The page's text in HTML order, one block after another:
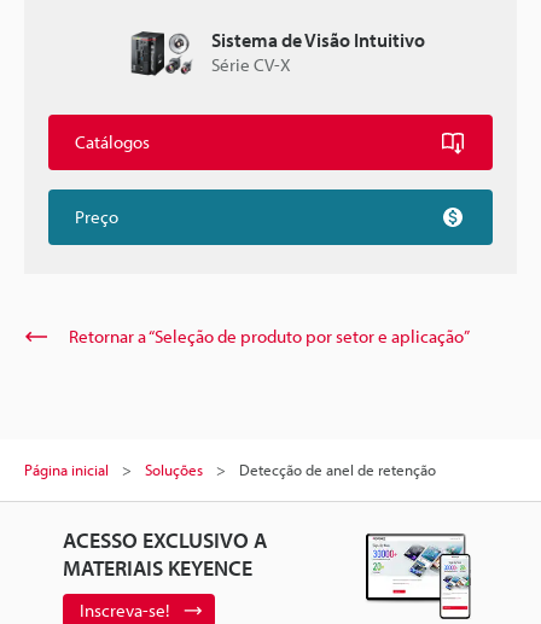
Sistema de Visão Intuitivo
Série CV-X
Catálogos
Preço
Retornar a “Seleção de produto por setor e aplicação”
Página inicial Soluções Detecção de anel de retenção
ACESSO EXCLUSIVO A
MATERIAIS KEYENCE
Inscreva-se!